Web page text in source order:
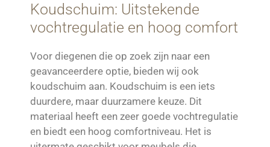
Koudschuim: Uitstekende
vochtregulatie en hoog comfort
Voor diegenen die op zoek zijn naar een
geavanceerdere optie, bieden wij ook
koudschuim aan. Koudschuim is een iets
duurdere, maar duurzamere keuze. Dit
materiaal heeft een zeer goede vochtregulatie
en biedt een hoog comfortniveau. Het is